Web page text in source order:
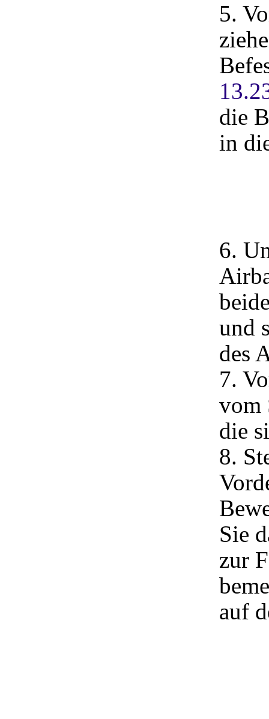
5.
die
in
6.
und
des
7.
vom
die
8.
Sie
zur
auf